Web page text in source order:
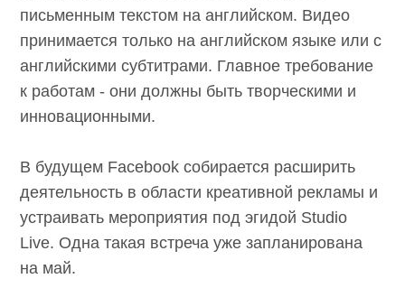
письменным текстом на английском. Видео
принимается только на английском языке или с
английскими субтитрами. Главное требование
к работам - они должны быть творческими и
инновационными.
В будущем Facebook собирается расширить
деятельность в области креативной рекламы и
устраивать мероприятия под эгидой Studio
Live. Одна такая встреча уже запланирована
на май.